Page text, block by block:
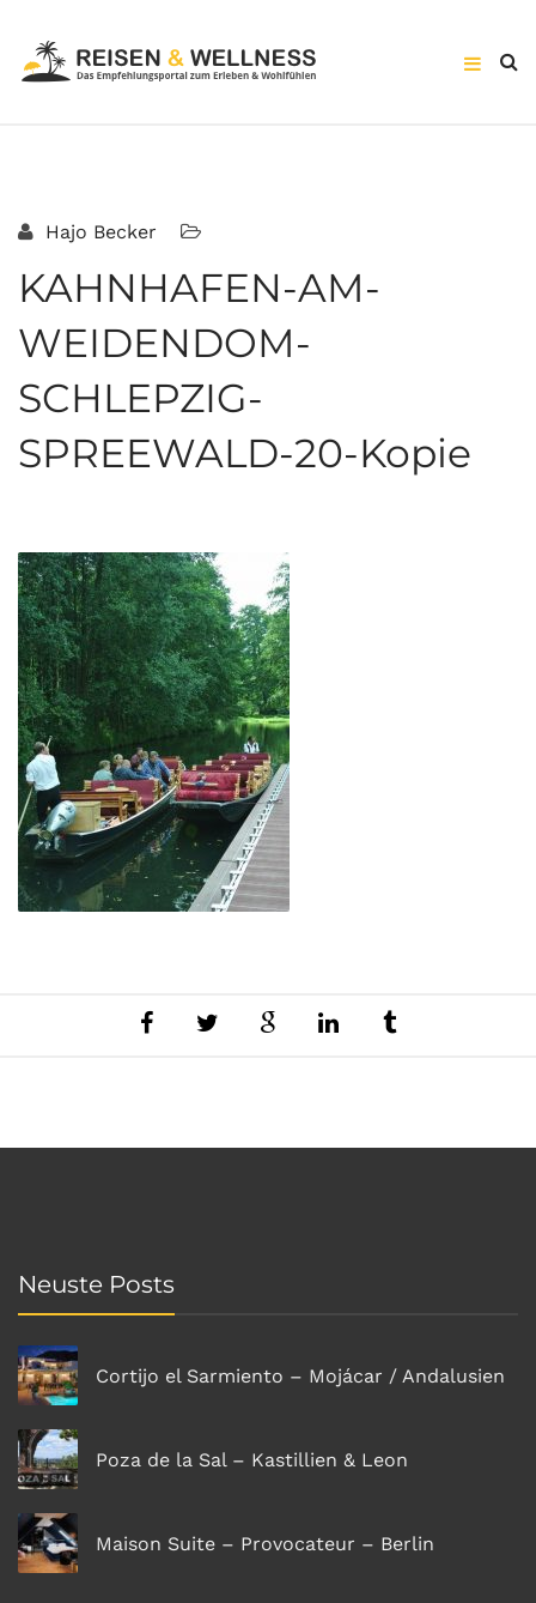
Hajo Becker
KAHNHAFEN-AM-
WEIDENDOM-
SCHLEPZIG-
SPREEWALD-20-Kopie
Neuste Posts
Cortijo el Sarmiento – Mojácar / Andalusien
Poza de la Sal – Kastillien & Leon
Maison Suite – Provocateur – Berlin